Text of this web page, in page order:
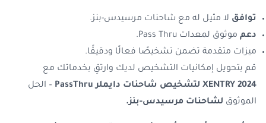
توافق لا مثيل له مع شاحنات مرسيدس-بنز.
دعم موثوق لمعدات Pass Thru.
ميزات متقدمة تضمن تشخيصًا فعالًا ودقيقًا.
قم بتحويل إمكانيات التشخيص لديك وارتقِ بخدماتك مع
XENTRY 2024 لتشخيص شاحنات دايملر PassThru
– الحل
الموثوق لشاحنات مرسيدس-بنز.